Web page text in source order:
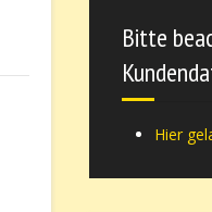
Bitte
Hier